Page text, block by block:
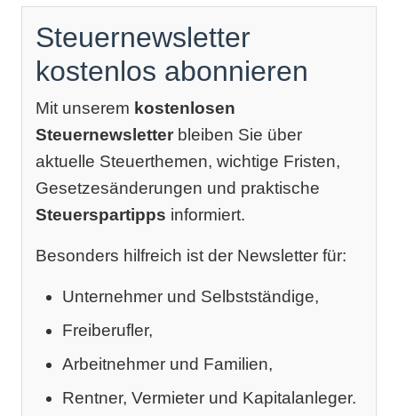
Steuernewsletter
kostenlos abonnieren
Mit unserem kostenlosen
Steuernewsletter bleiben Sie über
aktuelle Steuerthemen, wichtige Fristen,
Gesetzesänderungen und praktische
Steuerspartipps informiert.
Besonders hilfreich ist der Newsletter für:
Unternehmer und Selbstständige,
Freiberufler,
Arbeitnehmer und Familien,
Rentner, Vermieter und Kapitalanleger.